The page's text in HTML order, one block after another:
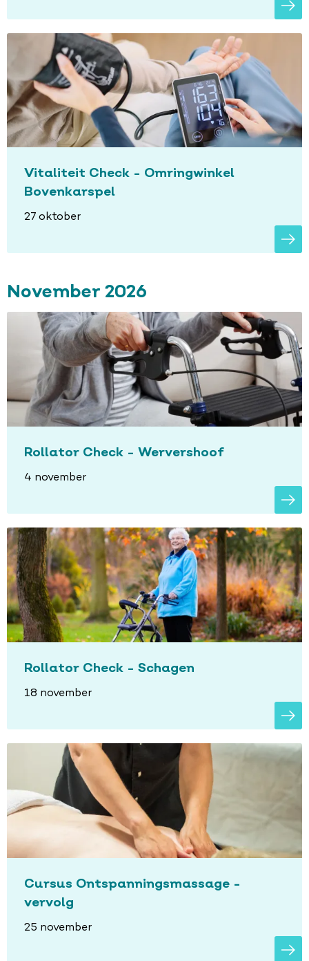
Vitaliteit Check - Omringwinkel
Bovenkarspel
27 oktober
November 2026
Rollator Check - Wervershoof
4 november
Rollator Check - Schagen
18 november
Cursus Ontspanningsmassage -
vervolg
25 november